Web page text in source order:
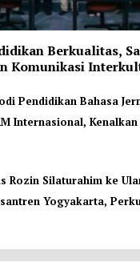
Berkualitas,
Komunikasi
Pendidikan Bahasa
Internasional,
Rozin Silaturahim ke
Yogyakarta,